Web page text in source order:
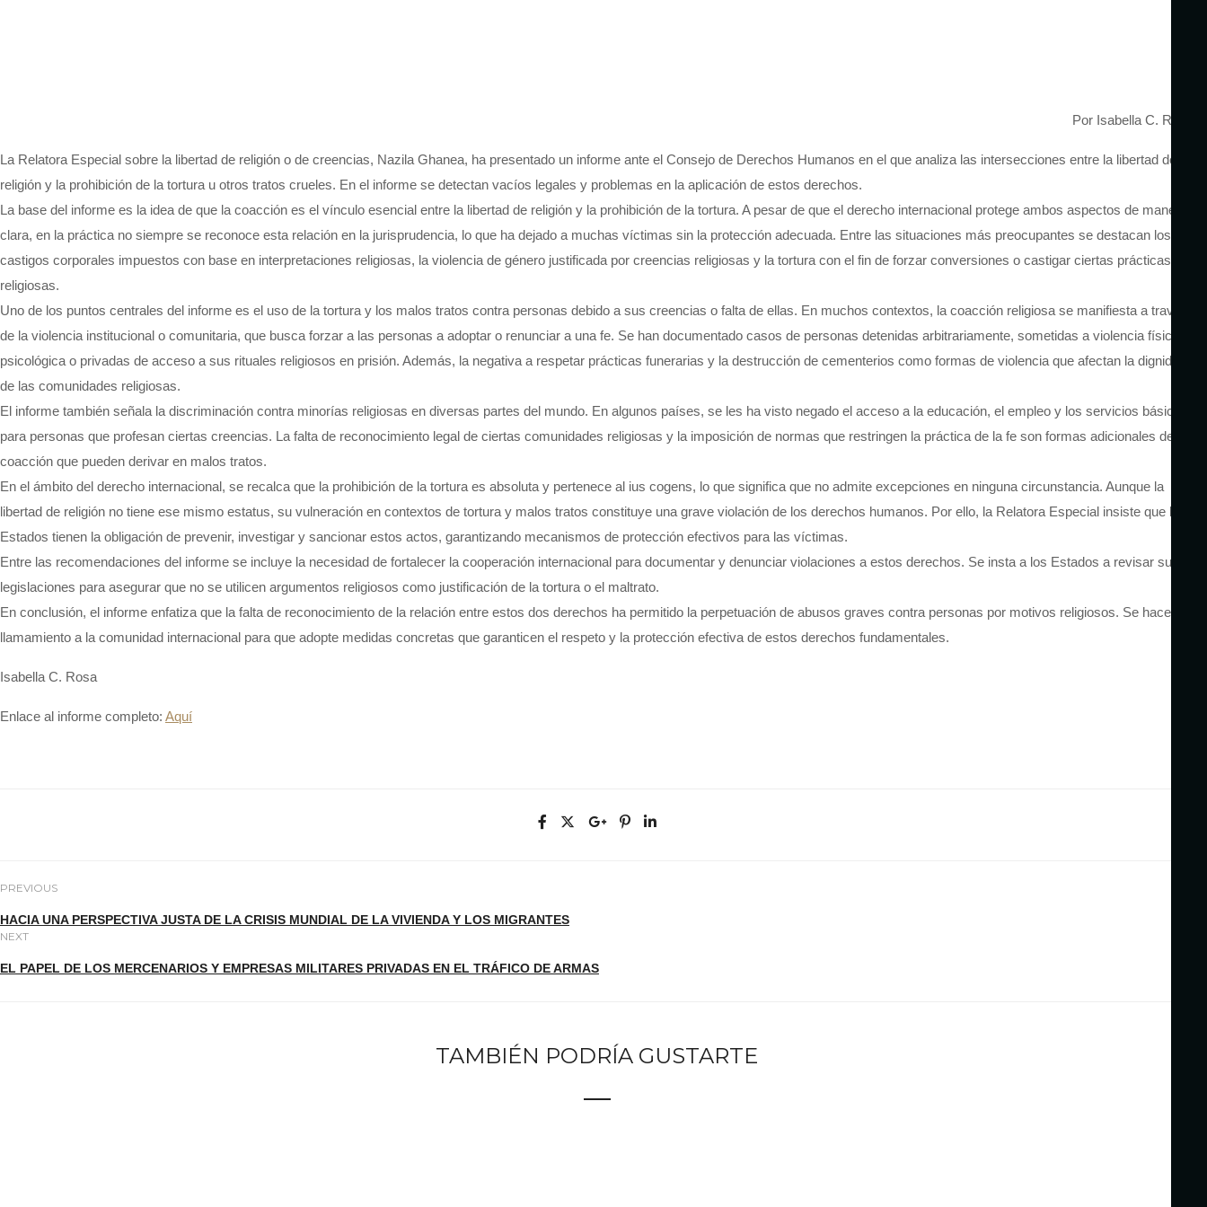
Por Isabella C. Rosa
La Relatora Especial sobre la libertad de religión o de creencias, Nazila Ghanea, ha presentado un informe ante el Consejo de Derechos Humanos en el que analiza las intersecciones entre la libertad de
religión y la prohibición de la tortura u otros tratos crueles. En el informe se detectan vacíos legales y problemas en la aplicación de estos derechos.
La base del informe es la idea de que la coacción es el vínculo esencial entre la libertad de religión y la prohibición de la tortura. A pesar de que el derecho internacional protege ambos aspectos de manera
clara, en la práctica no siempre se reconoce esta relación en la jurisprudencia, lo que ha dejado a muchas víctimas sin la protección adecuada. Entre las situaciones más preocupantes se destacan los
castigos corporales impuestos con base en interpretaciones religiosas, la violencia de género justificada por creencias religiosas y la tortura con el fin de forzar conversiones o castigar ciertas prácticas
religiosas.
Uno de los puntos centrales del informe es el uso de la tortura y los malos tratos contra personas debido a sus creencias o falta de ellas. En muchos contextos, la coacción religiosa se manifiesta a través
de la violencia institucional o comunitaria, que busca forzar a las personas a adoptar o renunciar a una fe. Se han documentado casos de personas detenidas arbitrariamente, sometidas a violencia física y
psicológica o privadas de acceso a sus rituales religiosos en prisión. Además, la negativa a respetar prácticas funerarias y la destrucción de cementerios como formas de violencia que afectan la dignidad
de las comunidades religiosas.
El informe también señala la discriminación contra minorías religiosas en diversas partes del mundo. En algunos países, se les ha visto negado el acceso a la educación, el empleo y los servicios básicos
para personas que profesan ciertas creencias. La falta de reconocimiento legal de ciertas comunidades religiosas y la imposición de normas que restringen la práctica de la fe son formas adicionales de
coacción que pueden derivar en malos tratos.
En el ámbito del derecho internacional, se recalca que la prohibición de la tortura es absoluta y pertenece al ius cogens, lo que significa que no admite excepciones en ninguna circunstancia. Aunque la
libertad de religión no tiene ese mismo estatus, su vulneración en contextos de tortura y malos tratos constituye una grave violación de los derechos humanos. Por ello, la Relatora Especial insiste que los
Estados tienen la obligación de prevenir, investigar y sancionar estos actos, garantizando mecanismos de protección efectivos para las víctimas.
Entre las recomendaciones del informe se incluye la necesidad de fortalecer la cooperación internacional para documentar y denunciar violaciones a estos derechos. Se insta a los Estados a revisar sus
legislaciones para asegurar que no se utilicen argumentos religiosos como justificación de la tortura o el maltrato.
En conclusión, el informe enfatiza que la falta de reconocimiento de la relación entre estos dos derechos ha permitido la perpetuación de abusos graves contra personas por motivos religiosos. Se hace un
llamamiento a la comunidad internacional para que adopte medidas concretas que garanticen el respeto y la protección efectiva de estos derechos fundamentales.
Isabella C. Rosa
Enlace al informe completo: Aquí
PREVIOUS
HACIA UNA PERSPECTIVA JUSTA DE LA CRISIS MUNDIAL DE LA VIVIENDA Y LOS MIGRANTES
NEXT
EL PAPEL DE LOS MERCENARIOS Y EMPRESAS MILITARES PRIVADAS EN EL TRÁFICO DE ARMAS
TAMBIÉN PODRÍA GUSTARTE